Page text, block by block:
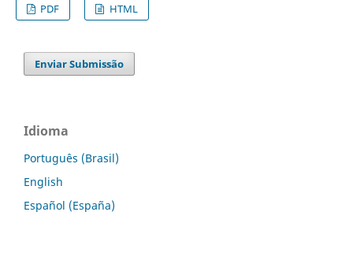
PDF
HTML
Enviar Submissão
Idioma
Português (Brasil)
English
Español (España)